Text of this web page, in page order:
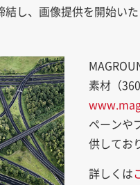
し、画像提供を開始いた
素材（
ペーンや
供してお
詳しくは